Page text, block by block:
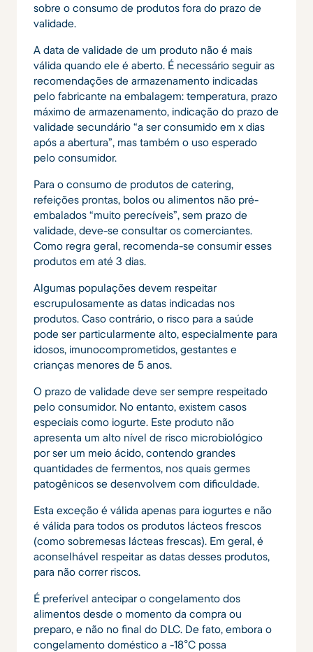
sobre o consumo de produtos fora do prazo de
validade.
A data de validade de um produto não é mais
válida quando ele é aberto. É necessário seguir as
recomendações de armazenamento indicadas
pelo fabricante na embalagem: temperatura, prazo
máximo de armazenamento, indicação do prazo de
validade secundário “a ser consumido em x dias
após a abertura”, mas também o uso esperado
pelo consumidor.
Para o consumo de produtos de catering,
refeições prontas, bolos ou alimentos não pré-
embalados “muito perecíveis”, sem prazo de
validade, deve-se consultar os comerciantes.
Como regra geral, recomenda-se consumir esses
produtos em até 3 dias.
Algumas populações devem respeitar
escrupulosamente as datas indicadas nos
produtos. Caso contrário, o risco para a saúde
pode ser particularmente alto, especialmente para
idosos, imunocomprometidos, gestantes e
crianças menores de 5 anos.
O prazo de validade deve ser sempre respeitado
pelo consumidor. No entanto, existem casos
especiais como iogurte. Este produto não
apresenta um alto nível de risco microbiológico
por ser um meio ácido, contendo grandes
quantidades de fermentos, nos quais germes
patogênicos se desenvolvem com dificuldade.
Esta exceção é válida apenas para iogurtes e não
é válida para todos os produtos lácteos frescos
(como sobremesas lácteas frescas). Em geral, é
aconselhável respeitar as datas desses produtos,
para não correr riscos.
É preferível antecipar o congelamento dos
alimentos desde o momento da compra ou
preparo, e não no final do DLC. De fato, embora o
congelamento doméstico a -18°C possa